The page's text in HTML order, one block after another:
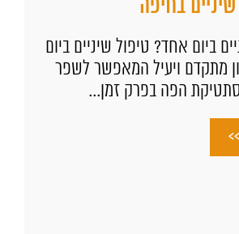
בחיפה
ביום אחד? טיפול שיניים ביום
מתקדם ויעיל המאפשר לשפר
הפה בפרק זמן...